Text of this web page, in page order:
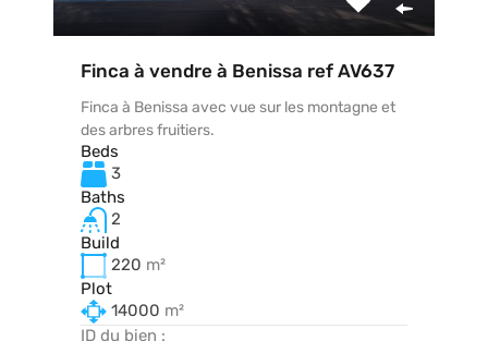
Finca à vendre à Benissa ref AV637
Finca à Benissa avec vue sur les montagne et
des arbres fruitiers.
Beds
3
Baths
2
Build
220 m²
Plot
14000 m²
ID du bien :